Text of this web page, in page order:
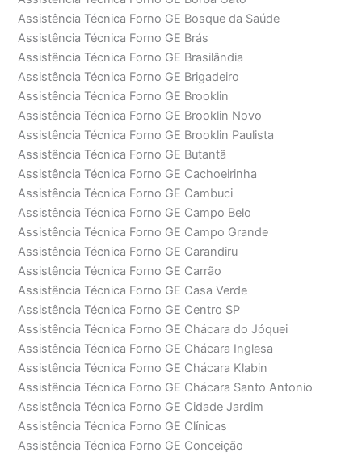
Assistência Técnica Forno GE Bosque da Saúde
Assistência Técnica Forno GE Brás
Assistência Técnica Forno GE Brasilândia
Assistência Técnica Forno GE Brigadeiro
Assistência Técnica Forno GE Brooklin
Assistência Técnica Forno GE Brooklin Novo
Assistência Técnica Forno GE Brooklin Paulista
Assistência Técnica Forno GE Butantã
Assistência Técnica Forno GE Cachoeirinha
Assistência Técnica Forno GE Cambuci
Assistência Técnica Forno GE Campo Belo
Assistência Técnica Forno GE Campo Grande
Assistência Técnica Forno GE Carandiru
Assistência Técnica Forno GE Carrão
Assistência Técnica Forno GE Casa Verde
Assistência Técnica Forno GE Centro SP
Assistência Técnica Forno GE Chácara do Jóquei
Assistência Técnica Forno GE Chácara Inglesa
Assistência Técnica Forno GE Chácara Klabin
Assistência Técnica Forno GE Chácara Santo Antonio
Assistência Técnica Forno GE Cidade Jardim
Assistência Técnica Forno GE Clínicas
Assistência Técnica Forno GE Conceição